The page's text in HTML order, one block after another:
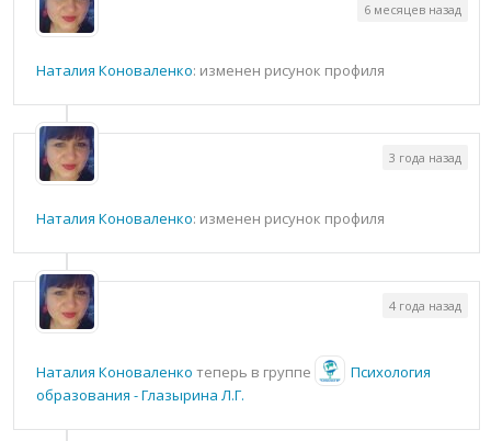
Наталия Коноваленко: изменен рисунок профиля
6 месяцев назад
Наталия Коноваленко: изменен рисунок профиля
3 года назад
Наталия Коноваленко теперь в группе
Психология
образования - Глазырина Л.Г.
4 года назад